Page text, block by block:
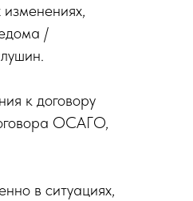
/
к договору
ОСАГО,
в ситуациях,